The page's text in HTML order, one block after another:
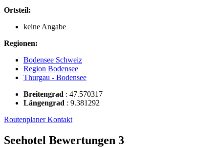
Ortsteil:
keine Angabe
Regionen:
Bodensee Schweiz
Region Bodensee
Thurgau - Bodensee
Breitengrad : 47.570317
Längengrad : 9.381292
RoutenplanerKontakt
Seehotel Bewertungen 3